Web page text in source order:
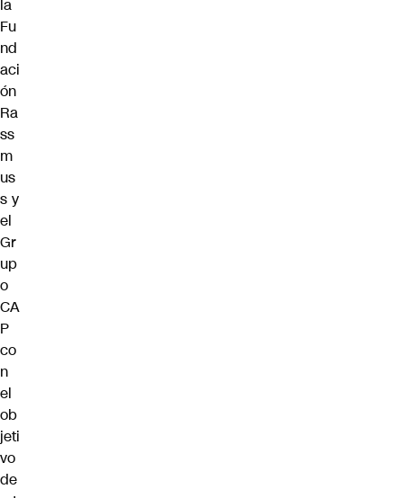
la
Fu
nd
aci
ón
Ra
ss
m
us
s y
el
Gr
up
o
CA
P
co
n
el
ob
jeti
vo
de